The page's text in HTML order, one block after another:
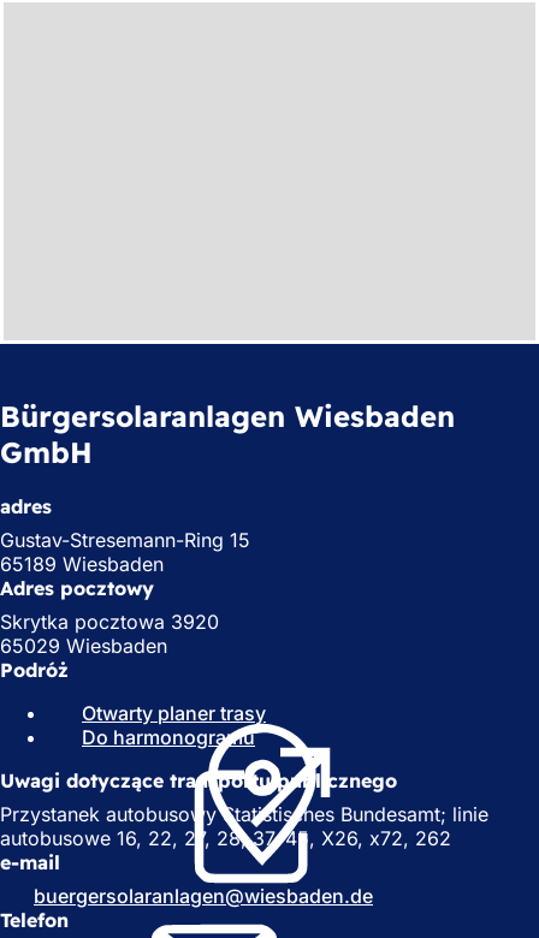
Bürgersolaranlagen Wiesbaden
GmbH
adres
Gustav-Stresemann-Ring 15
65189 Wiesbaden
Adres pocztowy
Skrytka pocztowa 3920
65029 Wiesbaden
Podróż
Otwarty planer trasy
O
t
w
i
e
r
a
s
i
Do harmonogramu(
O
t
w
i
e
r
a
s
Uwagi dotyczące transportu publicznego
Przystanek autobusowy Statistisches Bundesamt; linie
autobusowe 16, 22, 27, 28, 37, 45, X26, x72, 262
e-mail
buergersolaranlagen
wiesbaden de
Telefon